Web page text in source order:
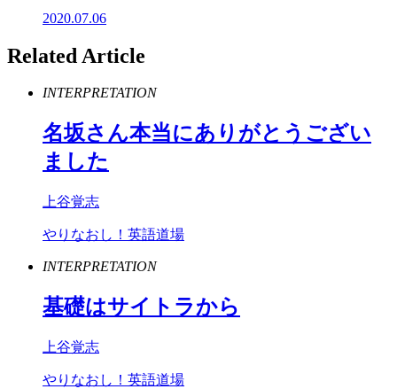
2020.07.06
Related Article
INTERPRETATION
名坂さん本当にありがとうござい
ました
上谷覚志
やりなおし！英語道場
INTERPRETATION
基礎はサイトラから
上谷覚志
やりなおし！英語道場